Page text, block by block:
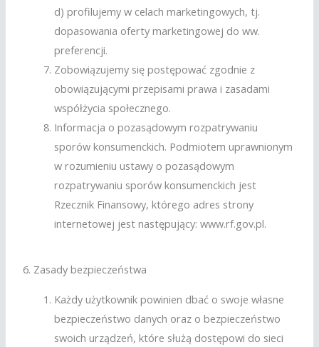
d) profilujemy w celach marketingowych, tj.
dopasowania oferty marketingowej do ww.
preferencji.
Zobowiązujemy się postępować zgodnie z
obowiązującymi przepisami prawa i zasadami
współżycia społecznego.
Informacja o pozasądowym rozpatrywaniu
sporów konsumenckich. Podmiotem uprawnionym
w rozumieniu ustawy o pozasądowym
rozpatrywaniu sporów konsumenckich jest
Rzecznik Finansowy, którego adres strony
internetowej jest następujący: www.rf.gov.pl.
6. Zasady bezpieczeństwa
Każdy użytkownik powinien dbać o swoje własne
bezpieczeństwo danych oraz o bezpieczeństwo
swoich urządzeń, które służą dostępowi do sieci